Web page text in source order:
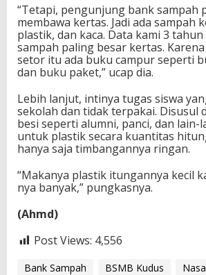
“Tetapi, pengunjung bank sampah
membawa kertas. Jadi ada sampah
plastik, dan kaca. Data kami 3
sampah paling besar kertas.
setor itu ada buku campur seperti
dan buku paket,” ucap dia.
Lebih lanjut, intinya tugas siswa
sekolah dan tidak terpakai. Disusul
besi seperti alumni, panci, dan lain-
untuk plastik secara kuantitas
hanya saja timbangannya ringan.
“Makanya plastik itungannya kecil
nya banyak,” pungkasnya.
(Ahmd)
Post Views: 4,556
Bank Sampah BSMB Kudus